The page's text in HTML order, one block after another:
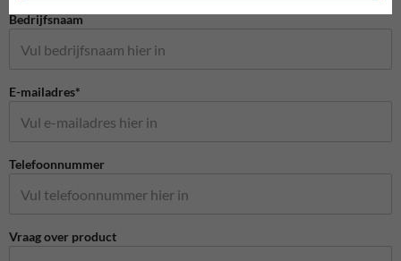
Bedrijfsnaam
E-mailadres*
Telefoonnummer
Vraag over product